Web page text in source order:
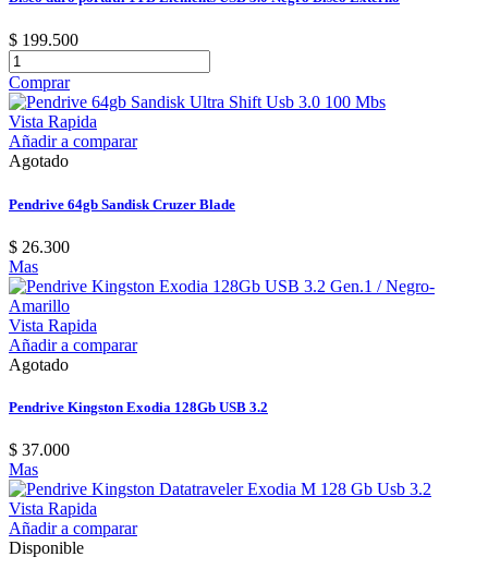
$ 199.500
Comprar
Vista Rapida
Añadir a comparar
Agotado
Pendrive 64gb Sandisk Cruzer Blade
$ 26.300
Mas
Vista Rapida
Añadir a comparar
Agotado
Pendrive Kingston Exodia 128Gb USB 3.2
$ 37.000
Mas
Vista Rapida
Añadir a comparar
Disponible